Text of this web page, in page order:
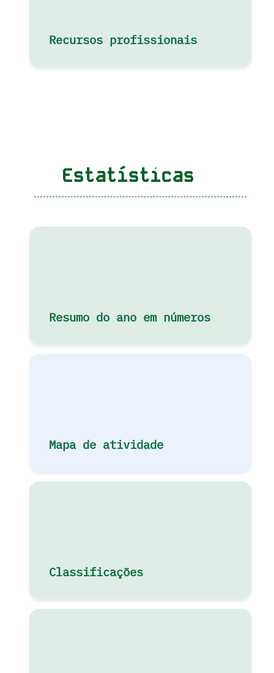
Recursos profissionais
Estatísticas
Resumo do ano em números
Mapa de atividade
Classificações